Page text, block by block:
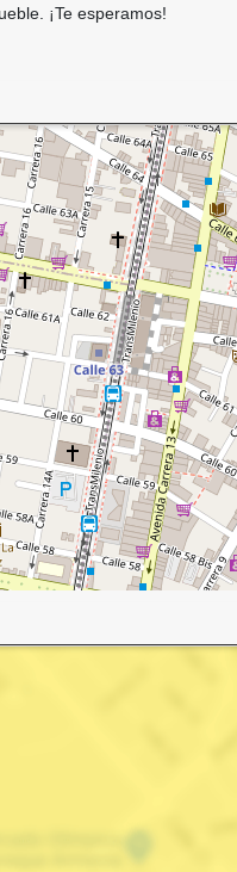
¡Te esperamos!